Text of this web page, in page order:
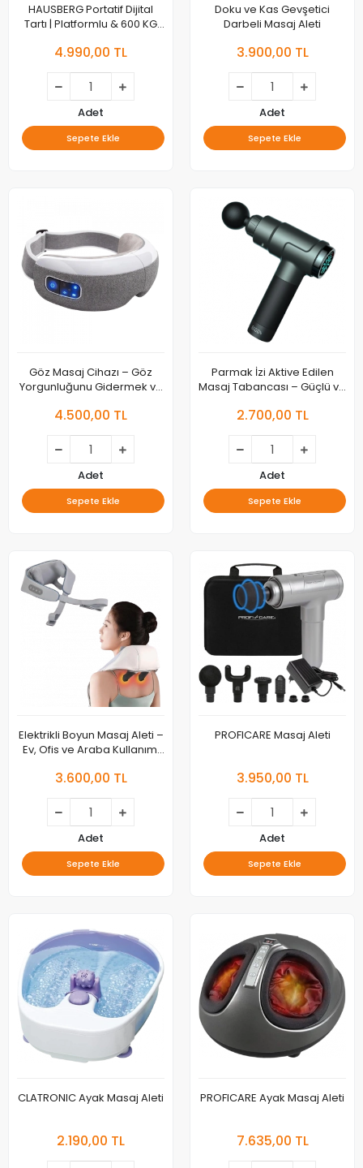
HAUSBERG Portatif Dijital
Tartı | Platformlu & 600 KG
4.990,00 TL
Adet
Sepete Ekle
Doku ve Kas Gevşetici
Darbeli Masaj Aleti
3.900,00 TL
Adet
Sepete Ekle
Göz Masaj Cihazı – Göz
Yorgunluğunu Gidermek ve
4.500,00 TL
Adet
Sepete Ekle
Parmak İzi Aktive Edilen
Masaj Tabancası – Güçlü ve
2.700,00 TL
Adet
Sepete Ekle
Elektrikli Boyun Masaj Aleti –
Ev, Ofis ve Araba Kullanımı
Ağrıları İçin Masaj Cihazı
3.600,00 TL
Adet
Sepete Ekle
PROFICARE Masaj Aleti
3.950,00 TL
Adet
Sepete Ekle
CLATRONIC Ayak Masaj Aleti
2.190,00 TL
PROFICARE Ayak Masaj Aleti
7.635,00 TL